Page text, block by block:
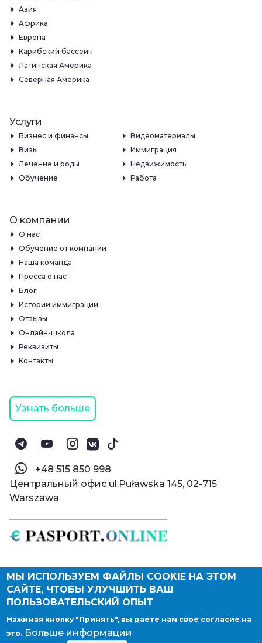
© Паспорт Онлайн 2019—2026
Политика конфиденциальности
Оферта и конфиденциальность:РФ
Правовые документы
Депонирование логотипа компании
Азия
Африка
Европа
Карибский бассейн
Латинская Америка
Северная Америка
Услуги
Бизнес и финансы
Видеоматериалы
Визы
Иммиграция
Лечение и роды
Недвижимость
Обучение
Работа
О компании
О нас
Обучение от компании
Наша команда
Пресса о нас
Блог
Истории иммиграции
Отзывы
Онлайн-школа
Реквизиты
Контакты
Узнать больше
‪+48 515 850 998‬
Центральный офис ul.Puławska 145, 02-715
Warszawa
МЫ ИСПОЛЬЗУЕМ ФАЙЛЫ COOKIE НА ЭТОМ
САЙТЕ, ЧТОБЫ УЛУЧШИТЬ ВАШ
ПОЛЬЗОВАТЕЛЬСКИЙ ОПЫТ
Нажимая кнопку "Принять", вы даете нам свое согласие на
это. Больше информации